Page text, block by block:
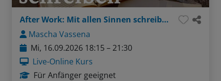
After Work: Mit allen Sinnen schreiben
Mascha Vassena
Mi, 16.09.2026 18:15 – 21:30
Live-Online Kurs
Für Anfänger geeignet